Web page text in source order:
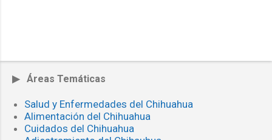
▶ Áreas Temáticas
Salud y Enfermedades del Chihuahua
Alimentación del Chihuahua
Cuidados del Chihuahua